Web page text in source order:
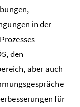
in der
Prozesses
den
aber auch
für